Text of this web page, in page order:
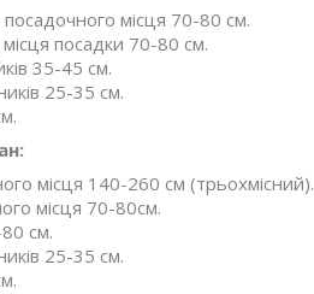
місця 70-80 см.
посадки 70-80 см.
35-45 см.
25-35 см.
місця 140-260 см (трьохмісний).
місця 70-80см.
см.
25-35 см.